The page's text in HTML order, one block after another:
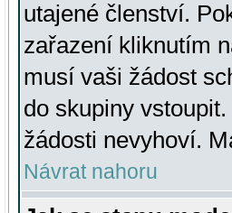
utajené členství.
zařazení kliknutím
musí vaši žádost
do skupiny
žádosti nevyhoví.
Návrat nahoru